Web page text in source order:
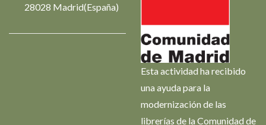
28028 Madrid(España)
Esta actividad ha recibido
una ayuda para la
modernización de las
librerías de la Comunidad de